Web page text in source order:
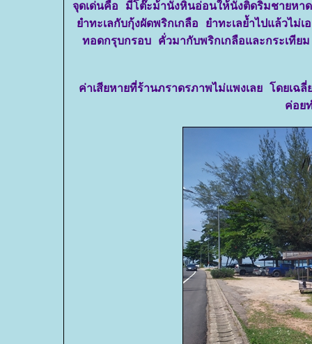
จุดเด่นคือ มีโต๊ะม้านั่งหินอ่อนให้นั่งติดริมชายหา
ำทะเลกับกุ้งผัดพริกเกลือ ยำทะเลย้ำไปแล้วไม่
ทอดกรุบกรอบ คั่วมากับพริกเกลือและกระเที
ค่าเสียหายที่ร้านภราดรภาพไม่แพงเลย โดยเ
ค่อย